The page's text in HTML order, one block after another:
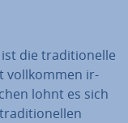
die tra­di­tio­nel­le
voll­kom­men ir­
lohnt es sich